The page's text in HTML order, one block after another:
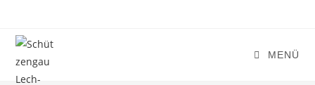
springen
MENÜ